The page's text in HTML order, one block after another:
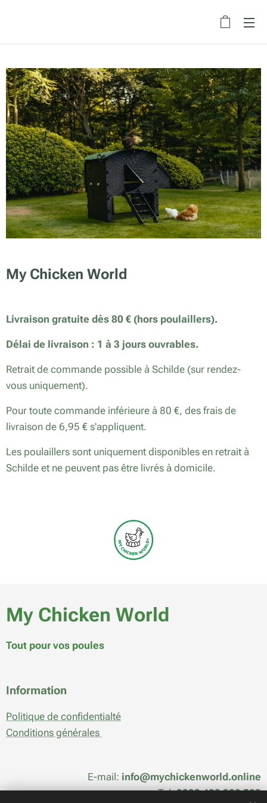
My Chicken World
Livraison gratuite dès 80 € (hors poulaillers).
Délai de livraison : 1 à 3 jours ouvrables.
Retrait de commande possible à Schilde (sur rendez-
vous uniquement).
Pour toute commande inférieure à 80 €, des frais de
livraison de 6,95 € s'appliquent.
Les poulaillers sont uniquement disponibles en retrait à
Schilde et ne peuvent pas être livrés à domicile.
My Chicken World
Tout pour vos poules
Information
Politique de confidentialté
Conditions générales
E-mail: info@mychickenworld.online
Tel:0032 488 908 589